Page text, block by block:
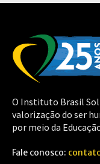
O Instituto Brasil
valorização do ser
por meio da
Fale conosco: